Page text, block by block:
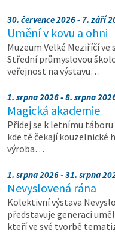
30. července 2026 - 7. září
Umění v kovu a ohni
Muzeum Velké Meziříčí ve
Střední průmyslovou
veřejnost na výstavu…
1. srpna 2026 - 8. srpna
Magická akademie
Přidej se k letnímu táboru
kde tě čekají kouzelnické
výroba…
1. srpna 2026 - 31. srpna
Nevyslovená rána
Kolektivní výstava
představuje generaci
kteří ve své tvorbě